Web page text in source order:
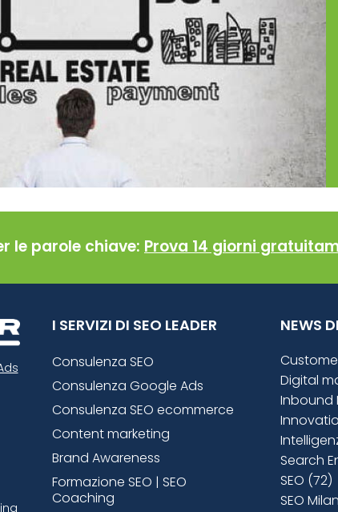
le parole chiave: Prova 14 giorni
I SERVIZI DI SEO LEADER
Consulenza SEO
Consulenza Google Ads
Consulenza SEO ecommerce
Content marketing
Brand Awareness
Formazione SEO | SEO
Coaching
NEWS
Digital
Inbound
Search
SEO (72)
SEO